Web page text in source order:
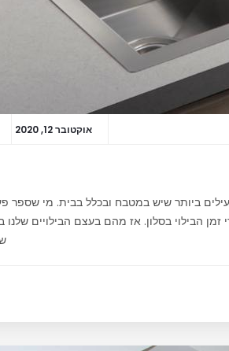
אוקטובר 12, 2020
ביותר שיש במטבח ובכלל בבית. מי
הבילוי בסלון. אז מהם בעצם הבילויים